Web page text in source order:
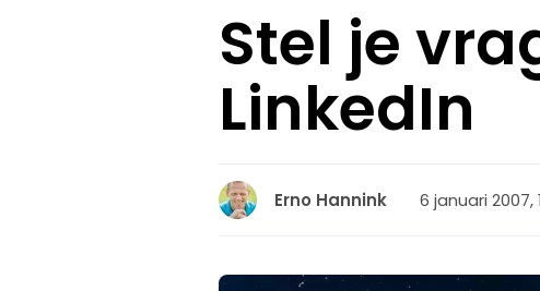
Stel je
LinkedIn
Erno Hannink 6 januari 2007,